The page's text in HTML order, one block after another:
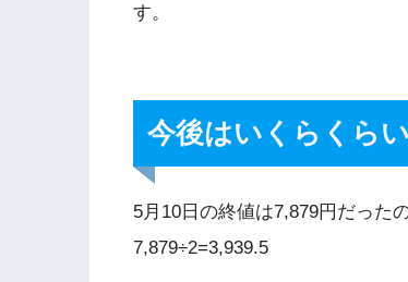
す。
今後はいくらくら
5月10日の終値は7,879円だった
7,879÷2=3,939.5